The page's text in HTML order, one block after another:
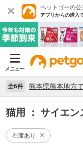
ペットゴーの公
アプリからの購入
メニュー
全6件
猫用 ： サイエ
在庫あり